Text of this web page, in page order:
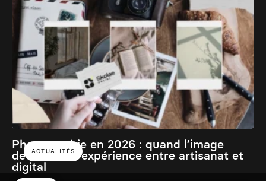
ACTUALITÉS
Photographie en 2026 : quand l’image
devient une expérience entre artisanat et
digital